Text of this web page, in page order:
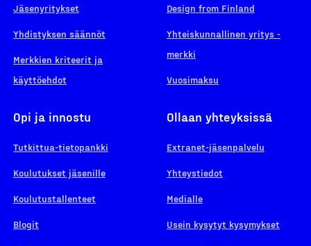
Jäsenyritykset
Yhdistyksen säännöt
Merkkien kriteerit ja
käyttöehdot
Design from Finland
Yhteiskunnallinen yritys -
merkki
Vuosimaksu
Opi ja innostu
Tutkittua-tietopankki
Koulutukset jäsenille
Koulutustallenteet
Blogit
Ollaan yhteyksissä
Extranet-jäsenpalvelu
Yhteystiedot
Medialle
Usein kysytyt kysymykset